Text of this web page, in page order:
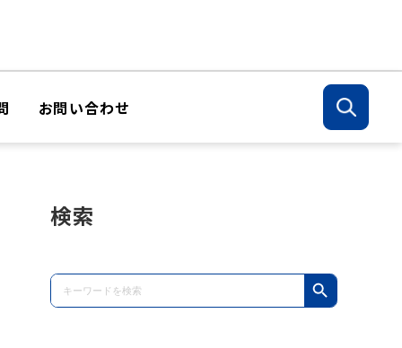
お問い合わせ
検索
Search
for:
Search Button